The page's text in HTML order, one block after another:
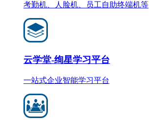
考勤机、人脸机、员工自助终端机等
云学堂-绚星学习平台
一站式企业智能学习平台